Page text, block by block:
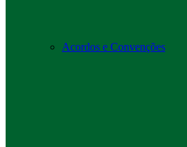
Acordos e Convenções